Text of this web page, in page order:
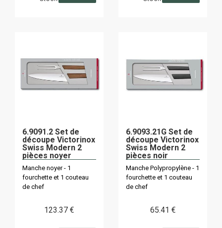
6.9091.2 Set de
découpe Victorinox
Swiss Modern 2
pièces noyer
Manche noyer - 1
fourchette et 1 couteau
de chef
123.37 €
6.9093.21G Set de
découpe Victorinox
Swiss Modern 2
pièces noir
Manche Polypropylène - 1
fourchette et 1 couteau
de chef
65.41 €